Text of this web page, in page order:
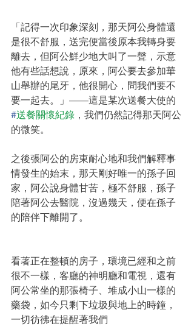
「記得一次印象深刻，那天阿公身體還
是很不舒服，送完便當後原本我轉身要
離去，但阿公鮮少地大叫了一聲，示意
他有些話想說，原來，阿公要去參加華
山舉辦的尾牙，他很開心，問我們要不
要一起去。」——這是某次送餐大使的
#送餐關懷紀錄 ，我們仍然記得那天阿公
的微笑。
之後張阿公的房東耐心地和我們解釋事
情發生的始末，那天剛好唯一的孫子回
家，阿公說身體甘苦，極不舒服，孫子
陪著阿公去醫院，沒過幾天，便在孫子
的陪伴下離開了。
看著正在整頓的房子，環境已經和之前
很不一樣，客廳的神明廳和電視，還有
阿公常坐的那張椅子、堆成小山一樣的
藥袋，如今只剩下垃圾與地上的時鐘，
一切彷彿在提醒著我們